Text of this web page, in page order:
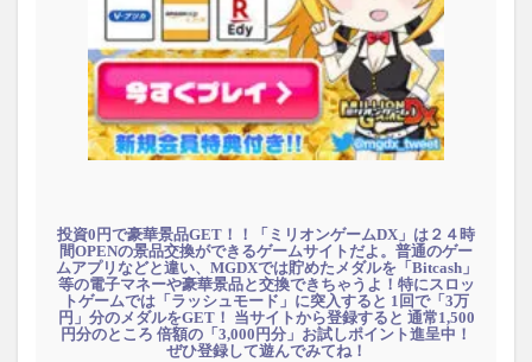
投資0円で豪華景品GET！！「ミリオンゲームDX」は２４時
間OPENの景品交換ができるゲームサイトだよ。普通のゲー
ムアプリなどと違い、MGDXでは貯めたメダルを「Bitcash」
等の電子マネーや豪華景品と交換できちゃうよ！特にスロッ
トゲームでは「ラッシュモード」に突入すると 1回で「3万
円」分のメダルをGET！ 当サイトから登録すると 通常1,500
円分のところ 倍額の「3,000円分」お試しポイント進呈中！
ぜひ登録して遊んでみてね！